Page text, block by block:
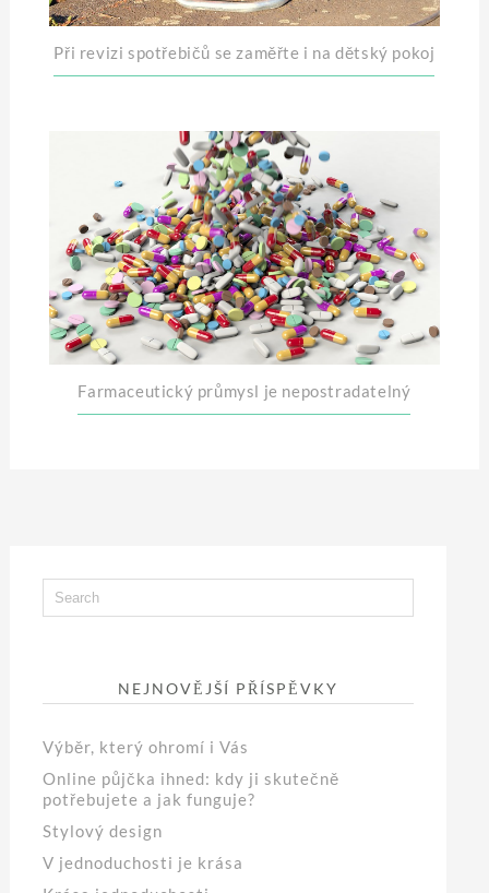
Při revizi spotřebičů se zaměřte i na dětský pokoj
Farmaceutický průmysl je nepostradatelný
NEJNOVĚJŠÍ PŘÍSPĚVKY
Výběr, který ohromí i Vás
Online půjčka ihned: kdy ji skutečně
potřebujete a jak funguje?
Stylový design
V jednoduchosti je krása